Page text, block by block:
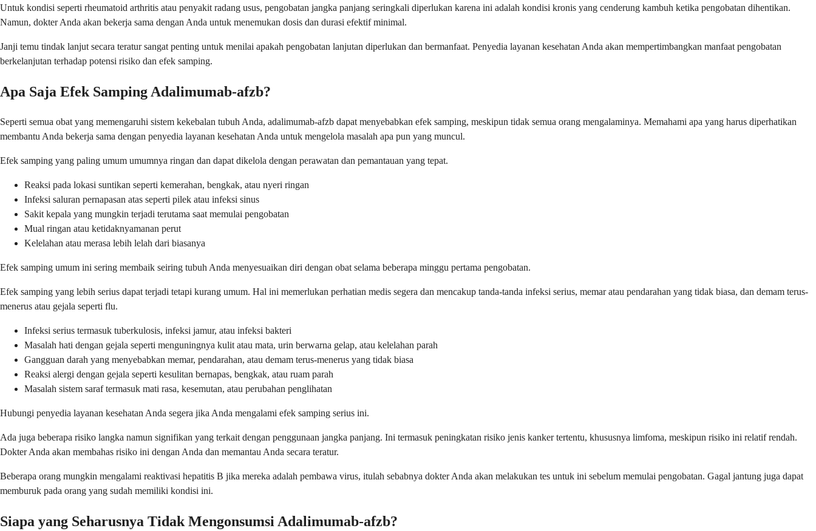
Untuk kondisi seperti rheumatoid arthritis atau penyakit radang usus, pengobatan jangka panjang seringkali diperlukan karena ini adalah kondisi kronis yang cenderung kambuh ketika pengobatan dihentikan.
Namun, dokter Anda akan bekerja sama dengan Anda untuk menemukan dosis dan durasi efektif minimal.
Janji temu tindak lanjut secara teratur sangat penting untuk menilai apakah pengobatan lanjutan diperlukan dan bermanfaat. Penyedia layanan kesehatan Anda akan mempertimbangkan manfaat pengobatan
berkelanjutan terhadap potensi risiko dan efek samping.
Apa Saja Efek Samping Adalimumab-afzb?
Seperti semua obat yang memengaruhi sistem kekebalan tubuh Anda, adalimumab-afzb dapat menyebabkan efek samping, meskipun tidak semua orang mengalaminya. Memahami apa yang harus diperhatikan
membantu Anda bekerja sama dengan penyedia layanan kesehatan Anda untuk mengelola masalah apa pun yang muncul.
Efek samping yang paling umum umumnya ringan dan dapat dikelola dengan perawatan dan pemantauan yang tepat.
Reaksi pada lokasi suntikan seperti kemerahan, bengkak, atau nyeri ringan
Infeksi saluran pernapasan atas seperti pilek atau infeksi sinus
Sakit kepala yang mungkin terjadi terutama saat memulai pengobatan
Mual ringan atau ketidaknyamanan perut
Kelelahan atau merasa lebih lelah dari biasanya
Efek samping umum ini sering membaik seiring tubuh Anda menyesuaikan diri dengan obat selama beberapa minggu pertama pengobatan.
Efek samping yang lebih serius dapat terjadi tetapi kurang umum. Hal ini memerlukan perhatian medis segera dan mencakup tanda-tanda infeksi serius, memar atau pendarahan yang tidak biasa, dan demam terus-
menerus atau gejala seperti flu.
Infeksi serius termasuk tuberkulosis, infeksi jamur, atau infeksi bakteri
Masalah hati dengan gejala seperti menguningnya kulit atau mata, urin berwarna gelap, atau kelelahan parah
Gangguan darah yang menyebabkan memar, pendarahan, atau demam terus-menerus yang tidak biasa
Reaksi alergi dengan gejala seperti kesulitan bernapas, bengkak, atau ruam parah
Masalah sistem saraf termasuk mati rasa, kesemutan, atau perubahan penglihatan
Hubungi penyedia layanan kesehatan Anda segera jika Anda mengalami efek samping serius ini.
Ada juga beberapa risiko langka namun signifikan yang terkait dengan penggunaan jangka panjang. Ini termasuk peningkatan risiko jenis kanker tertentu, khususnya limfoma, meskipun risiko ini relatif rendah.
Dokter Anda akan membahas risiko ini dengan Anda dan memantau Anda secara teratur.
Beberapa orang mungkin mengalami reaktivasi hepatitis B jika mereka adalah pembawa virus, itulah sebabnya dokter Anda akan melakukan tes untuk ini sebelum memulai pengobatan. Gagal jantung juga dapat
memburuk pada orang yang sudah memiliki kondisi ini.
Siapa yang Seharusnya Tidak Mengonsumsi Adalimumab-afzb?